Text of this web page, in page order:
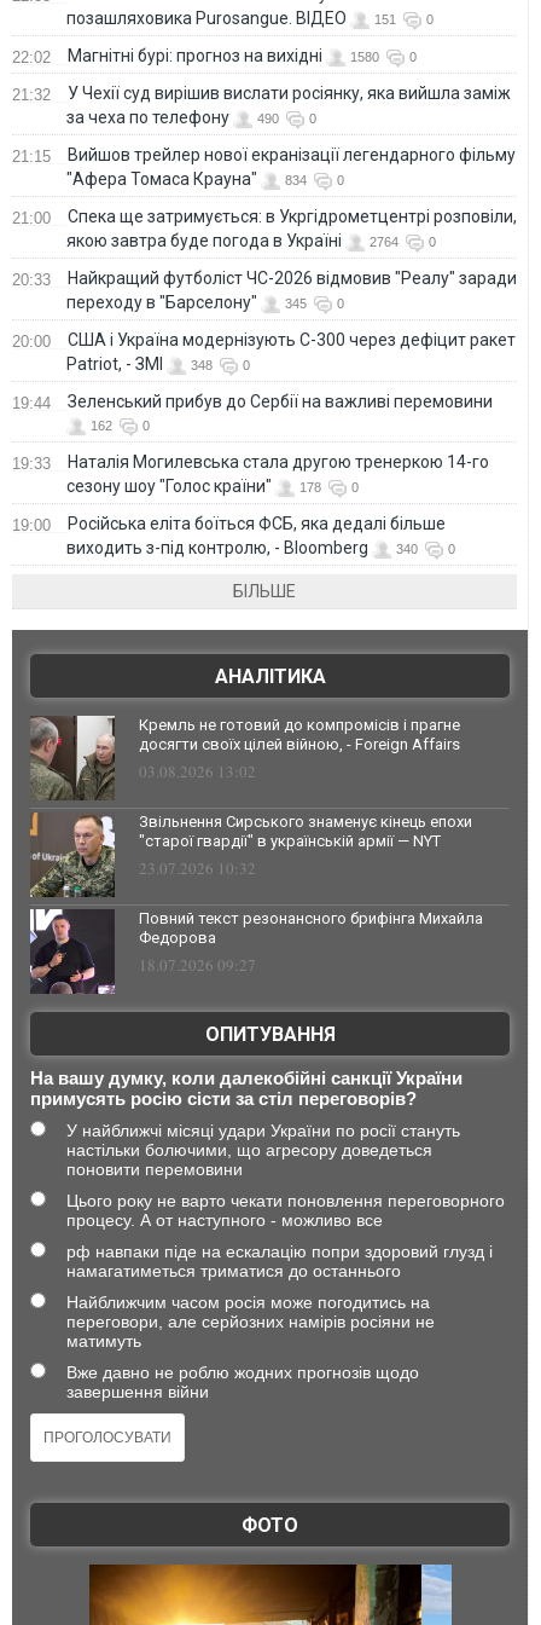
позашляховика Purosangue. ВІДЕО
151 0
22:02 Магнітні бурі: прогноз на вихідні 1580 0
21:32
У Чехії суд вирішив вислати росіянку, яка вийшла заміж
за чеха по телефону
490 0
21:15
Вийшов трейлер нової екранізації легендарного фільму
"Афера Томаса Крауна"
834 0
21:00
Спека ще затримується: в Укргідрометцентрі розповіли,
якою завтра буде погода в Україні
2764 0
20:33
Найкращий футболіст ЧС-2026 відмовив "Реалу" заради
переходу в "Барселону"
345 0
20:00
США і Україна модернізують С-300 через дефіцит ракет
Patriot, - ЗМІ
348 0
19:44 Зеленський прибув до Сербії на важливі перемовини
162 0
19:33
Наталія Могилевська стала другою тренеркою 14-го
сезону шоу "Голос країни"
178 0
19:00
Російська еліта боїться ФСБ, яка дедалі більше
виходить з-під контролю, - Bloomberg
340 0
БІЛЬШЕ
АНАЛІТИКА
Кремль не готовий до компромісів і прагне
досягти своїх цілей війною, - Foreign Affairs
03.08.2026 13:02
Звільнення Сирського знаменує кінець епохи
"старої гвардії" в українській армії — NYT
23.07.2026 10:32
Повний текст резонансного брифінга Михайла
Федорова
18.07.2026 09:27
ОПИТУВАННЯ
На вашу думку, коли далекобійні санкції України
примусять росію сісти за стіл переговорів?
У найближчі місяці удари України по росії стануть
настільки болючими, що агресору доведеться
поновити перемовини
Цього року не варто чекати поновлення переговорного
процесу. А от наступного - можливо все
рф навпаки піде на ескалацію попри здоровий глузд і
намагатиметься триматися до останнього
Найближчим часом росія може погодитись на
переговори, але серйозних намірів росіяни не
матимуть
Вже давно не роблю жодних прогнозів щодо
завершення війни
ФОТО